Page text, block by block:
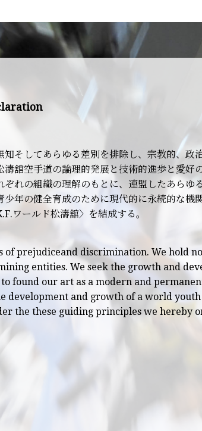
そしてあらゆる差別を排除し、宗教的、政
舘空手道の論理的発展と技術的進歩と愛好
れの組織の理解のもとに、連盟したあらゆ
年の健全育成のために現代的に永続的な機
ワールド松濤舘〉を結成する。
prejudiceand discrimination. We hold
entities. We seek the growth and
found our art as a modern and
development and growth of a world
the these guiding principles we hereby